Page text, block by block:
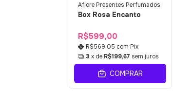
Aflore Presentes Perfumados
Box Rosa Encanto
R$599,00
R$569,05 com Pix
3 x de R$199,67 sem juros
COMPRAR